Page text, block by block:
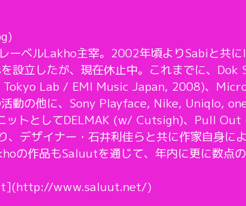
ーベルLakho主宰。2002年頃よりSabiと共
設立したが、現在休止中。これまでに、Dok
Lab / EMI Music Japan, 2008)、
動の他に、Sony Playface, Nike, Uniqlo,
ットとしてDELMAK (w/ Cutsigh)、Pull
デザイナー・石井利佳らと共に作家自身に
の作品もSaluutを通じて、年内に更に数点
www.saluut.net/)